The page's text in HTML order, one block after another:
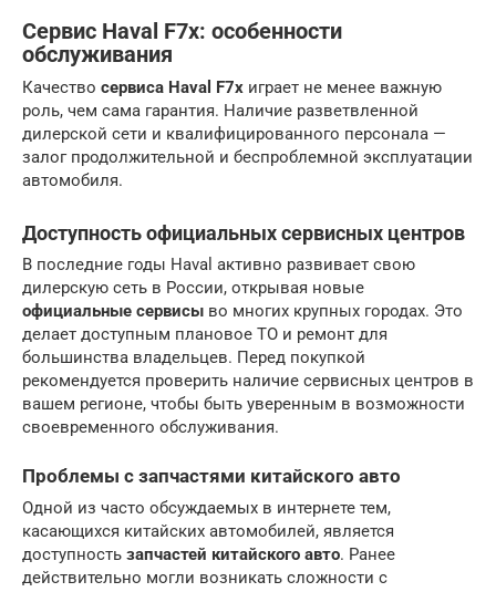
Сервис Haval F7x: особенности
обслуживания
Качество сервиса Haval F7x играет не менее важную
роль, чем сама гарантия. Наличие разветвленной
дилерской сети и квалифицированного персонала —
залог продолжительной и беспроблемной эксплуатации
автомобиля.
Доступность официальных сервисных центров
В последние годы Haval активно развивает свою
дилерскую сеть в России, открывая новые
официальные сервисы во многих крупных городах. Это
делает доступным плановое ТО и ремонт для
большинства владельцев. Перед покупкой
рекомендуется проверить наличие сервисных центров в
вашем регионе, чтобы быть уверенным в возможности
своевременного обслуживания.
Проблемы с запчастями китайского авто
Одной из часто обсуждаемых в интернете тем,
касающихся китайских автомобилей, является
доступность запчастей китайского авто. Ранее
действительно могли возникать сложности с